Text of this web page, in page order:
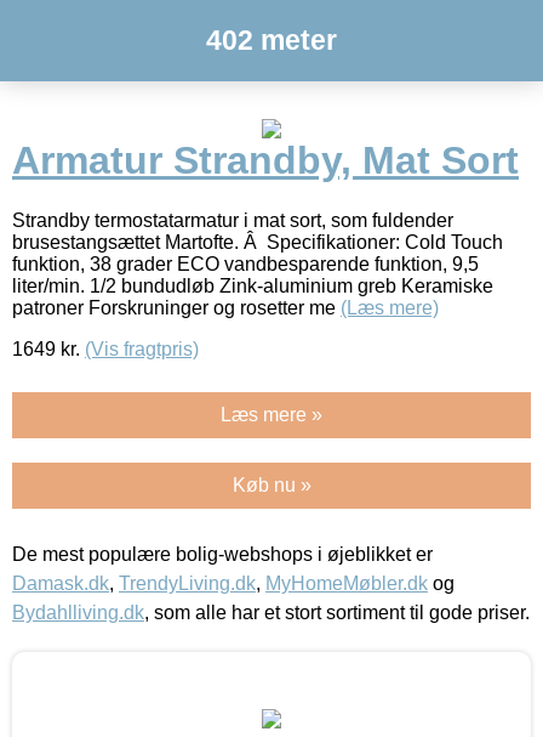
402 meter
Armatur Strandby, Mat Sort
Strandby termostatarmatur i mat sort, som fuldender
brusestangsættet Martofte. Â Specifikationer: Cold Touch
funktion, 38 grader ECO vandbesparende funktion, 9,5
liter/min. 1/2 bundudløb Zink-aluminium greb Keramiske
patroner Forskruninger og rosetter me (Læs mere)
1649 kr. (Vis fragtpris)
Læs mere »
Køb nu »
De mest populære bolig-webshops i øjeblikket er
Damask.dk, TrendyLiving.dk, MyHomeMøbler.dk og
Bydahlliving.dk, som alle har et stort sortiment til gode priser.